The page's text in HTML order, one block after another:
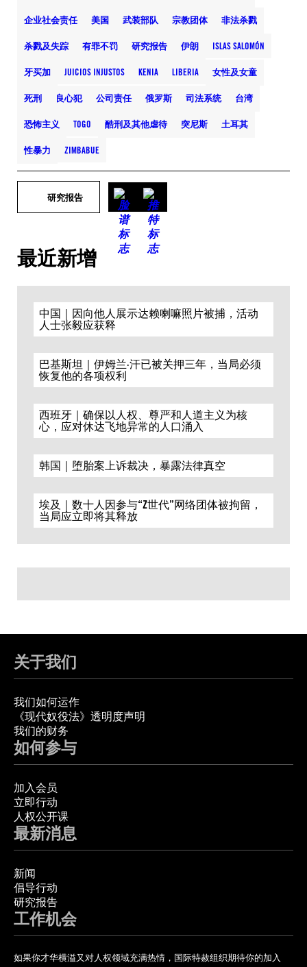
企业社会责任 美国 武装部队 宗教团体 非法杀戮
杀戮及失踪 有罪不罚 研究报告 伊朗 ISLAS SALOMÓN
牙买加 JUICIOS INJUSTOS KENIA LIBERIA 女性及女童
死刑 良心犯 公司责任 俄罗斯 司法系统 台湾
恐怖主义 TOGO 酷刑及其他虐待 突尼斯 土耳其
性暴力 ZIMBABUE
研究报告
最近新增
中国｜因向他人展示达赖喇嘛照片被捕，活动
人士张毅应获释
巴基斯坦｜伊姆兰·汗已被关押三年，当局必须
恢复他的各项权利
西班牙｜确保以人权、尊严和人道主义为核
心，应对休达飞地异常的人口涌入
韩国｜堕胎案上诉裁决，暴露法律真空
埃及｜数十人因参与“Z世代”网络团体被拘留，
当局应立即将其释放
关于我们
我们如何运作
《现代奴役法》透明度声明
我们的财务
如何参与
加入会员
立即行动
人权公开课
最新消息
新闻
倡导行动
研究报告
工作机会
如果你才华横溢又对人权领域充满热情，国际特赦组织期待你的加入